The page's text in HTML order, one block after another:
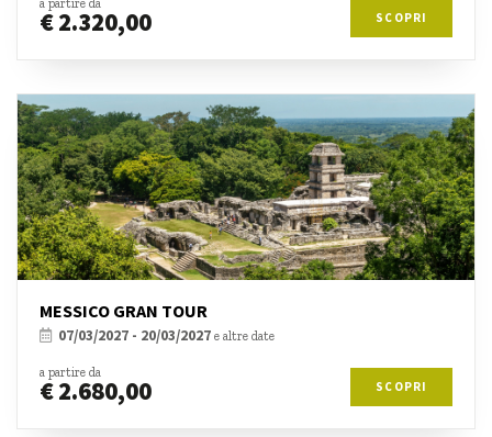
a partire da
€ 2.320,00 SCOPRI
MESSICO GRAN TOUR
07/03/2027 - 20/03/2027e altre date
a partire da
€ 2.680,00 SCOPRI